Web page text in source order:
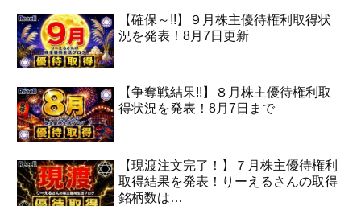
【確保～!!】９月株主優待権利取得状
況を発表！8月7日更新
【争奪戦結果!!】８月株主優待権利取
得状況を発表！8月7日まで
【現渡注文完了！】７月株主優待権利
取得結果を発表！りーえるさんの取得
銘柄数は…